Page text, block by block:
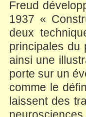
Freud
1937 «
deux
principales du
ainsi une
porte sur un
comme le
laissent des